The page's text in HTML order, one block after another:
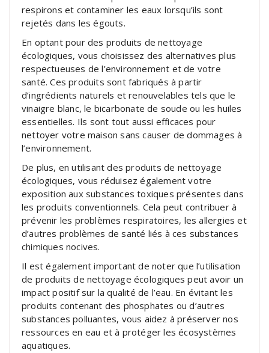
respirons et contaminer les eaux lorsqu’ils sont
rejetés dans les égouts.
En optant pour des produits de nettoyage
écologiques, vous choisissez des alternatives plus
respectueuses de l’environnement et de votre
santé. Ces produits sont fabriqués à partir
d’ingrédients naturels et renouvelables tels que le
vinaigre blanc, le bicarbonate de soude ou les huiles
essentielles. Ils sont tout aussi efficaces pour
nettoyer votre maison sans causer de dommages à
l’environnement.
De plus, en utilisant des produits de nettoyage
écologiques, vous réduisez également votre
exposition aux substances toxiques présentes dans
les produits conventionnels. Cela peut contribuer à
prévenir les problèmes respiratoires, les allergies et
d’autres problèmes de santé liés à ces substances
chimiques nocives.
Il est également important de noter que l’utilisation
de produits de nettoyage écologiques peut avoir un
impact positif sur la qualité de l’eau. En évitant les
produits contenant des phosphates ou d’autres
substances polluantes, vous aidez à préserver nos
ressources en eau et à protéger les écosystèmes
aquatiques.